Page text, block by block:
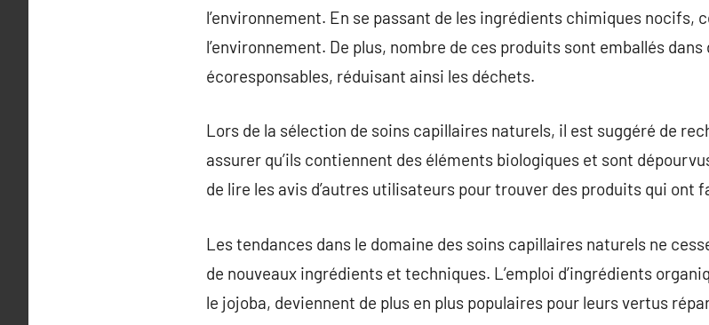
l’environnement. En se passant de les ingrédients chimiques nocifs,
l’environnement. De plus, nombre de ces produits sont emballés
écoresponsables, réduisant ainsi les déchets.
Lors de la sélection de soins capillaires naturels, il est suggéré de
assurer qu’ils contiennent des éléments biologiques et sont
de lire les avis d’autres utilisateurs pour trouver des produits qui ont
Les tendances dans le domaine des soins capillaires naturels ne
de nouveaux ingrédients et techniques. L’emploi d’ingrédients
le jojoba, deviennent de plus en plus populaires pour leurs vertus